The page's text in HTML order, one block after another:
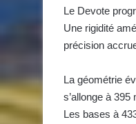
Le Devote
Une rigidité
précision
La géométrie
s’allonge à
Les bases à